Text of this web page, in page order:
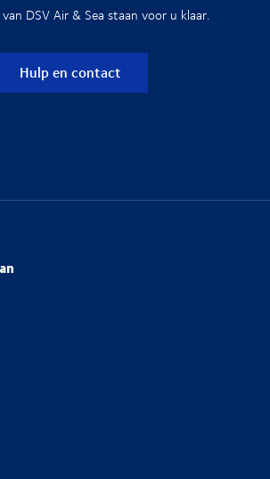
DSV Air & Sea staan voor u klaar.
Hulp en contact